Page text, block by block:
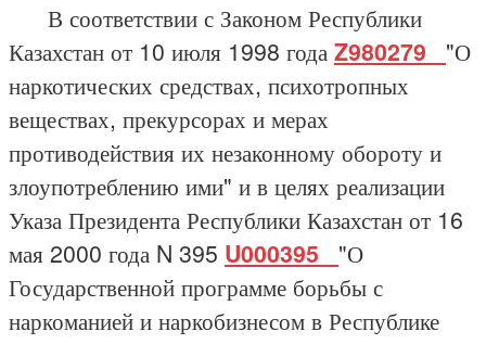
В соответствии с Законом Республики
Казахстан от 10 июля 1998 года Z980279_ "О
наркотических средствах, психотропных
веществах, прекурсорах и мерах
противодействия их незаконному обороту и
злоупотреблению ими" и в целях реализации
Указа Президента Республики Казахстан от 16
мая 2000 года N 395 U000395_ "О
Государственной программе борьбы с
наркоманией и наркобизнесом в Республике